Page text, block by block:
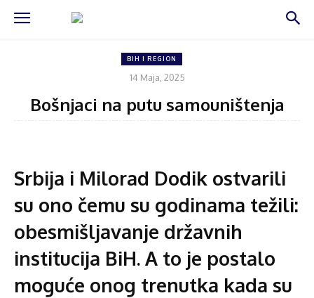
BIH I REGION
14 Maja, 2025
Bošnjaci na putu samouništenja
Srbija i Milorad Dodik ostvarili
su ono čemu su godinama težili:
obesmišljavanje državnih
institucija BiH. A to je postalo
moguće onog trenutka kada su